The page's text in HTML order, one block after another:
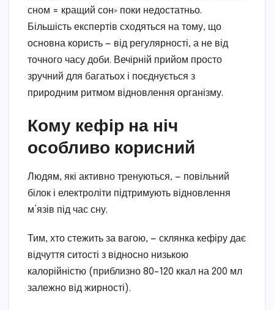
сном = кращий сон» поки недостатньо.
Більшість експертів сходяться на тому, що
основна користь — від регулярності, а не від
точного часу доби. Вечірній прийом просто
зручний для багатьох і поєднується з
природним ритмом відновлення організму.
Кому кефір на ніч
особливо корисний
Людям, які активно тренуються, — повільний
білок і електроліти підтримують відновлення
м’язів під час сну.
Тим, хто стежить за вагою, — склянка кефіру дає
відчуття ситості з відносно низькою
калорійністю (приблизно 80–120 ккал на 200 мл
залежно від жирності).